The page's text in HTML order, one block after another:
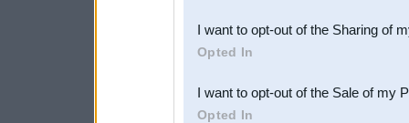
Downstream Participants
third parties.
I want to opt-out of the Sharing of
Opted In
I want to opt-out of the Sale of my
Opted In